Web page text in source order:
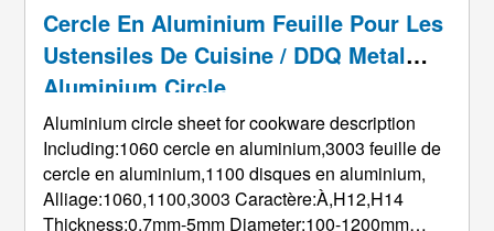
alimentaires, cadres de support pour tamis filtrants,
et se retrouvent également dans les outils de
mesure, éléments décoratifs, et autres pa ...
Cercle En Aluminium Feuille Pour Les
Ustensiles De Cuisine / DDQ Metal
Aluminium Circle
Aluminium circle sheet for cookware description
Including:1060 cercle en aluminium,3003 feuille de
cercle en aluminium,1100 disques en aluminium,
Alliage:1060,1100,3003 Caractère:À,H12,H14
Thickness:0.7mm-5mm Diameter:100-1200mm